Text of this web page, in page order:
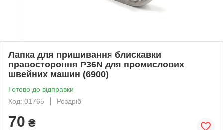
Лапка для пришивання блискавки
правостороння P36N для промислових
швейних машин (6900)
Готово до відправки
Код: 01765
Роздріб
70 ₴